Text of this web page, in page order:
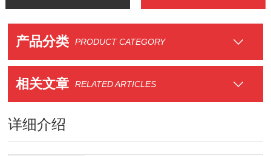
产品分类 PRODUCT CATEGORY
相关文章 RELATED ARTICLES
详细介绍